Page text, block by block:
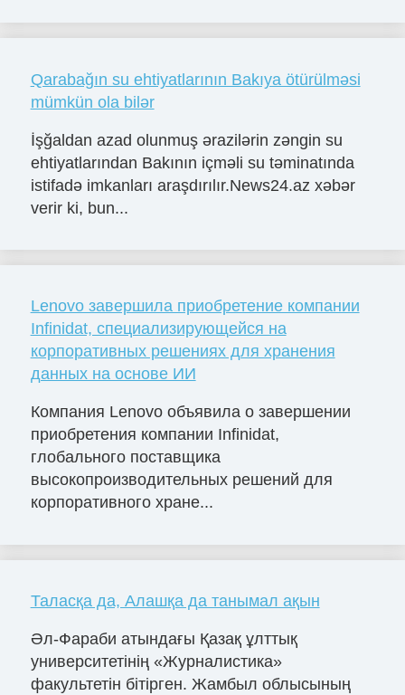
Qarabağın su ehtiyatlarının Bakıya ötürülməsi
mümkün ola bilər
İşğaldan azad olunmuş ərazilərin zəngin su
ehtiyatlarından Bakının içməli su təminatında
istifadə imkanları araşdırılır.News24.az xəbər
verir ki, bun...
Lenovo завершила приобретение компании
Infinidat, специализирующейся на
корпоративных решениях для хранения
данных на основе ИИ
Компания Lenovo объявила о завершении
приобретения компании Infinidat,
глобального поставщика
высокопроизводительных решений для
корпоративного хране...
Таласқа да, Алашқа да танымал ақын
Әл-Фараби атындағы Қазақ ұлттық
университетінің «Журналистика»
факультетін бітірген. Жамбыл облысының